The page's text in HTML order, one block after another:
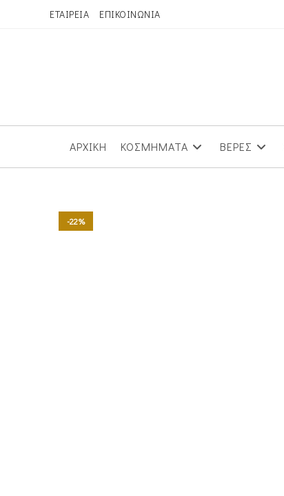
ΕΤΑΙΡΕΙΑ ΕΠΙΚΟΙΝΩΝΙΑ
ΑΡΧΙΚΗ ΚΟΣΜΗΜΑΤΑ ΒΕΡΕΣ
-22%